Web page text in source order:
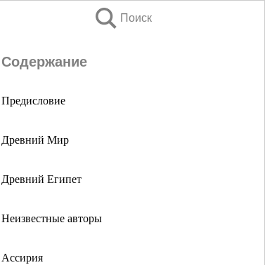
Поиск
Содержание
Предисловие
Древний Мир
Древний Египет
Неизвестные авторы
Ассирия